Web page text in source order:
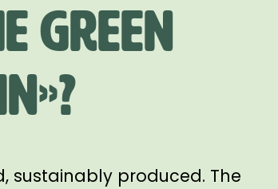
Green
sustainably produced. The